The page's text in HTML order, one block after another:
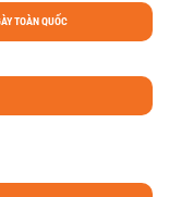
TOÀN QUỐC